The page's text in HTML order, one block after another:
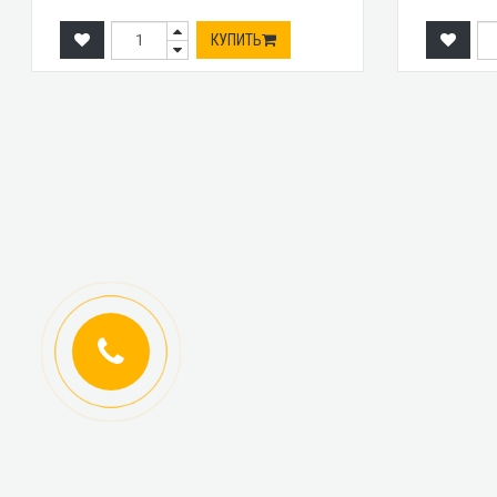
КУПИТЬ